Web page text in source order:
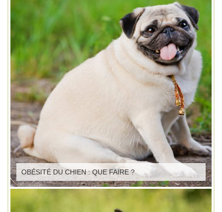
OBÉSITÉ DU CHIEN : QUE FAIRE ?